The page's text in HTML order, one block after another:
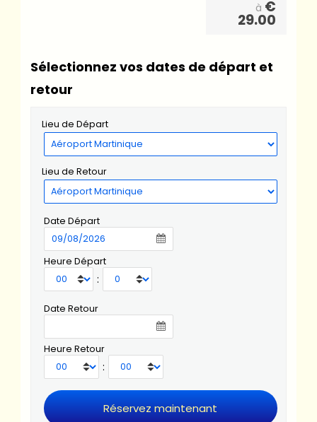
à €
29.00
Sélectionnez vos dates de départ et
retour
Lieu de Départ
Lieu de Retour
Date Départ
Heure Départ
:
Date Retour
Heure Retour
: